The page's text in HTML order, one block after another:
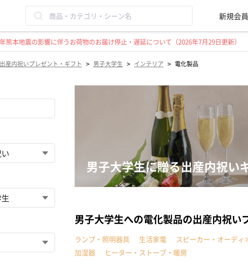
新規会
熊本地震の影響に伴うお荷物のお届け停止・遅延について（2026年7月29日更新）
出産内祝いプレゼント・ギフト > 男子大学生 > インテリア > 電化製品
男子大学生に贈る出産内祝い
男子大学生への電化製品の出産内祝
ランプ・照明器具 生活家電 スピーカー・オーディ
加湿器
ヒーター・ストーブ・暖房